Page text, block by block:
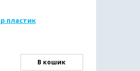
пластик
В кошик